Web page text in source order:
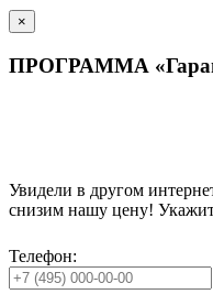
×
ПРОГРАММА
Увидели в другом
снизим нашу цену!
Телефон: